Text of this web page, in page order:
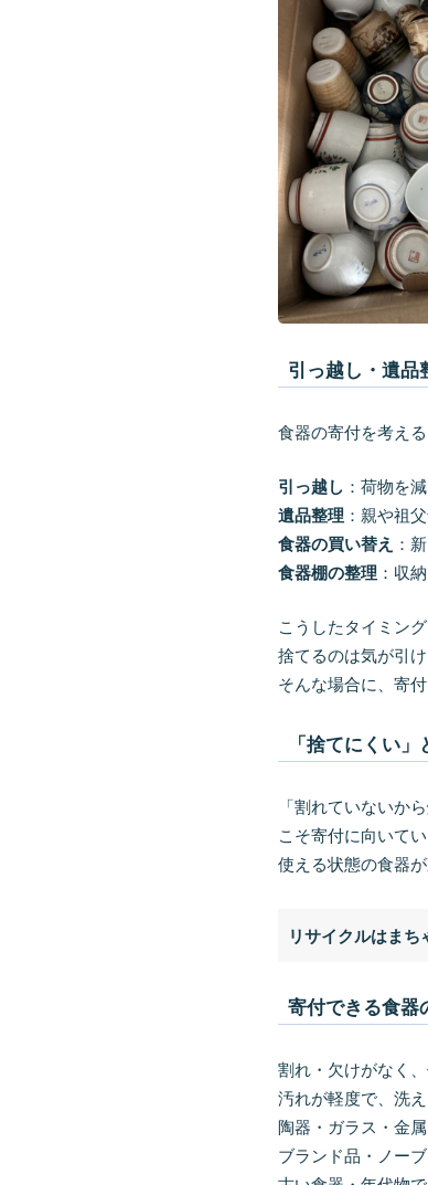
引っ越し・遺品
食器の寄付を考え
引っ越し ：荷物を
遺品整理 ：親や祖
食器の買い替え
：
食器棚の整理 ：収
こうしたタイミン
捨てるのは気が引
そんな場合に、寄
「捨てにくい
「割れていないか
こそ寄付に向いてい
使える状態の食器
リサイクルはま
寄付できる食器
割れ・欠けがなく
汚れが軽度で、洗
陶器・ガラス・金
ブランド品・ノー